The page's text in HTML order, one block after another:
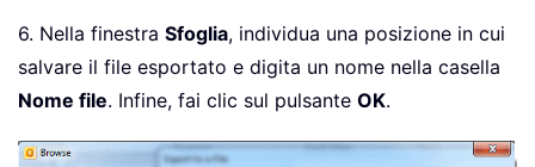
6. Nella finestra Sfoglia, individua una posizione in cui
salvare il file esportato e digita un nome nella casella
Nome file. Infine, fai clic sul pulsante OK.